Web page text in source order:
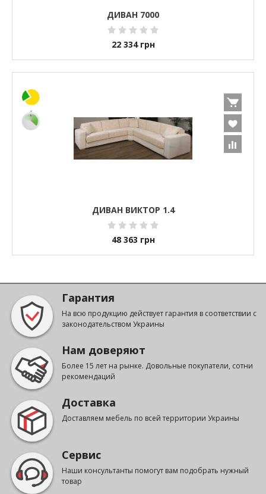
ДИВАН 7000
22 334 грн
ДИВАН ВИКТОР 1.4
48 363 грн
Гарантия
На всю продукцию действует гарантия в соответствии с
законодательством Украины
Нам доверяют
Более 15 лет на рынке. Довольные покупатели, сотни
рекомендаций
Доставка
Доставляем мебель по всей территории Украины
Сервис
Наши консультанты помогут вам подобрать нужный
товар